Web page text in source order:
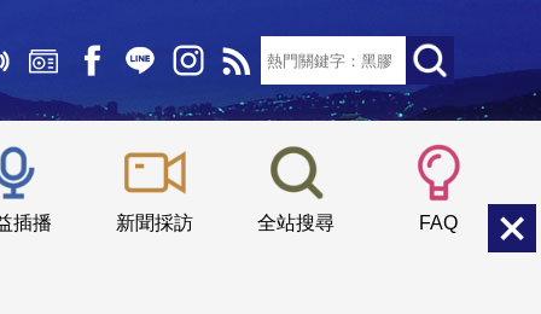
插播 新聞採訪 全站搜尋 FAQ
小 中